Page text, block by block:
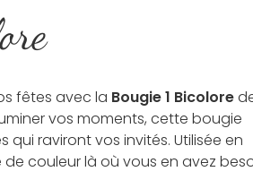
fêtes avec la Bougie 1 Bicolore
vos moments, cette bougie
raviront vos invités. Utilisée en
couleur là où vous en avez